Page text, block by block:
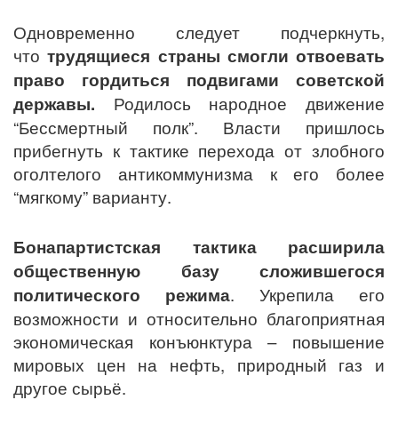
Одновременно следует подчеркнуть,
чтотрудящиеся страны смогли отвоевать
право гордиться подвигами советской
державы. Родилось народное движение
“Бессмертный полк”. Власти пришлось
прибегнуть к тактике перехода от злобного
оголтелого антикоммунизма к его более
“мягкому” варианту.
Бонапартистская тактика расширила
общественную базу сложившегося
политического режима. Укрепила его
возможности и относительно благоприятная
экономическая конъюнктура – повышение
мировых цен на нефть, природный газ и
другое сырьё.